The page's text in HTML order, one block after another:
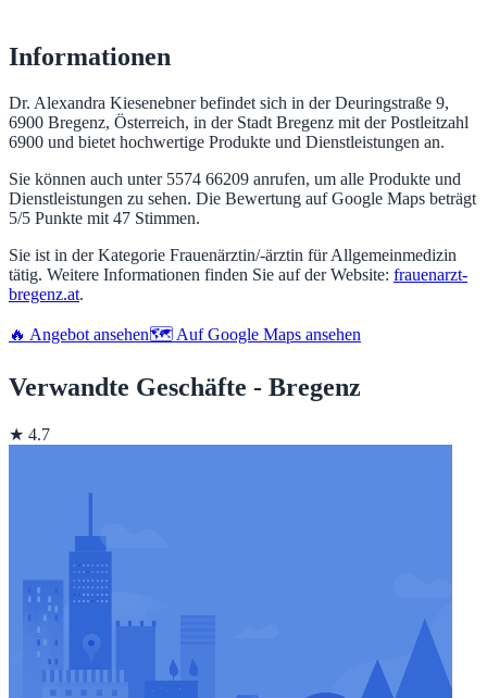
Informationen
Dr. Alexandra Kiesenebner befindet sich in der Deuringstraße 9,
6900 Bregenz, Österreich, in der Stadt Bregenz mit der Postleitzahl
6900 und bietet hochwertige Produkte und Dienstleistungen an.
Sie können auch unter 5574 66209 anrufen, um alle Produkte und
Dienstleistungen zu sehen. Die Bewertung auf Google Maps beträgt
5/5 Punkte mit 47 Stimmen.
Sie ist in der Kategorie Frauenärztin/-ärztin für Allgemeinmedizin
tätig. Weitere Informationen finden Sie auf der Website: frauenarzt-
bregenz.at.
🔥 Angebot ansehen🗺️ Auf Google Maps ansehen
Verwandte Geschäfte - Bregenz
★ 4.7